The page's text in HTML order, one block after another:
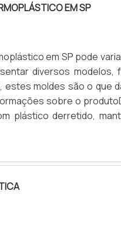
EM SP
em SP pode
diversos modelos,
moldes são o que
sobre o
plástico derretido,
que será produzido.
e o processo estará c.